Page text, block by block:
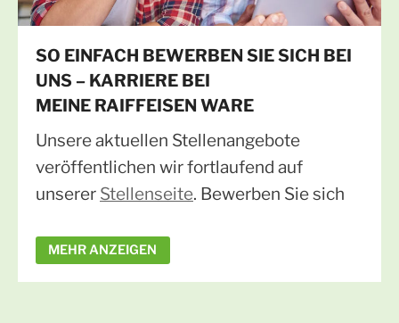
SO EINFACH BEWERBEN SIE SICH BEI
UNS – KARRIERE BEI
MEINE RAIFFEISEN WARE
Unsere aktuellen Stellenangebote
veröffentlichen wir fortlaufend auf
unserer Stellenseite. Bewerben Sie sich
ganz unkompliziert mit einem kurzen
MEHR ANZEIGEN